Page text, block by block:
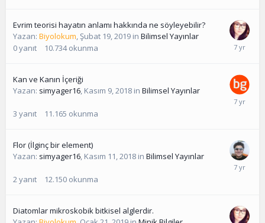
Evrim teorisi hayatın anlamı hakkında ne söyleyebilir?
Yazan: Biyolokum,Şubat 19, 2019 in Bilimsel Yayınlar
0yanıt 10.734 okunma
Kan ve Kanın İçeriği
Yazan: simyager16, Kasım 9, 2018 in Bilimsel Yayınlar
3 yanıt 11.165 okunma
Flor (İlginç bir element)
Yazan: simyager16, Kasım 11, 2018 in Bilimsel Yayınlar
2yanıt 12.150 okunma
Diatomlar mikroskobik bitkisel alglerdir.